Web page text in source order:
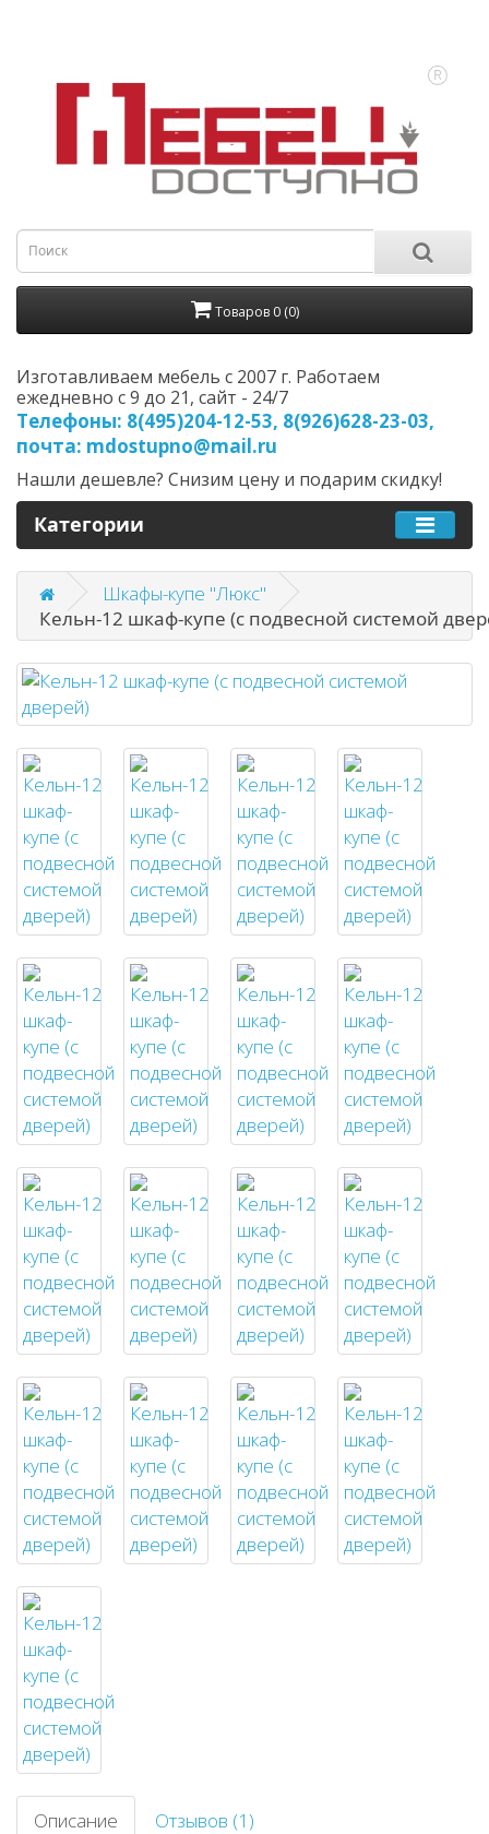
Товаров 0 (0)
Изготавливаем мебель с 2007 г. Работаем
ежедневно с 9 до 21, cайт - 24/7
Телефоны: 8(495)204-12-53, 8(926)628-23-03,
почта: mdostupno@mail.ru
Нашли дешевле? Снизим цену и подарим скидку!
Категории
Шкафы-купе "Люкс"
Кельн-12 шкаф-купе (с подвесной системой
Описание Отзывов (1)